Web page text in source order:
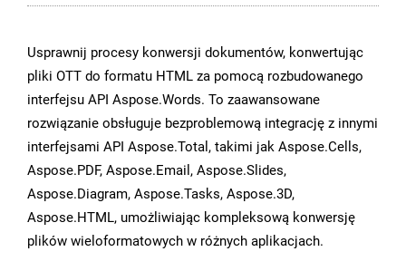
Usprawnij procesy konwersji dokumentów, konwertując
pliki OTT do formatu HTML za pomocą rozbudowanego
interfejsu API Aspose.Words. To zaawansowane
rozwiązanie obsługuje bezproblemową integrację z innymi
interfejsami API Aspose.Total, takimi jak Aspose.Cells,
Aspose.PDF, Aspose.Email, Aspose.Slides,
Aspose.Diagram, Aspose.Tasks, Aspose.3D,
Aspose.HTML, umożliwiając kompleksową konwersję
plików wieloformatowych w różnych aplikacjach.